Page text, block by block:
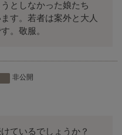
としなかった娘たち
す。若者は案外と大人
。敬服。
非公開
ているでしょうか？